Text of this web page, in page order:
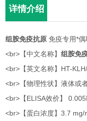
详情介绍
组胺免疫抗原 免疫专用*
<br>【中文名称】组胺免
<br>【英文名称】HT-
<br>【物理性状】液体或
<br>【ELISA效价】
<br>【蛋白浓度】3.7